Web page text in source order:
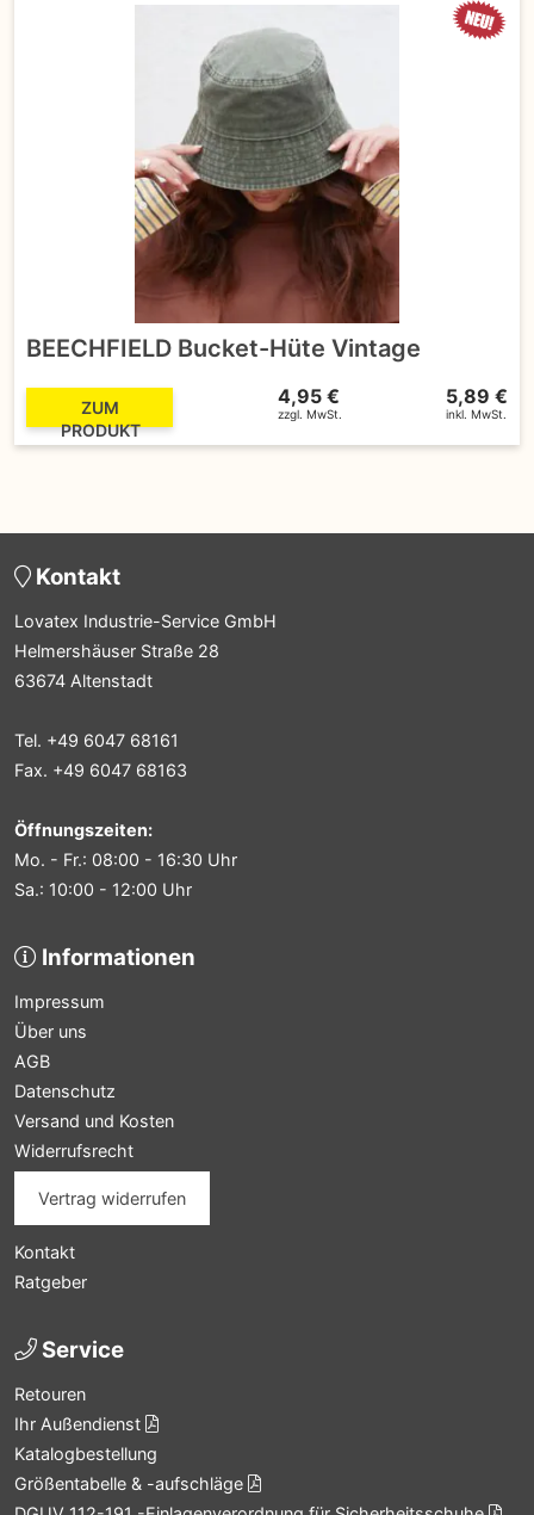
BEECHFIELD Bucket-Hüte Vintage
ZUM
PRODUKT
4,95 €
zzgl. MwSt.
5,89 €
inkl. MwSt.
Kontakt
Lovatex Industrie-Service GmbH
Helmershäuser Straße 28
63674 Altenstadt
Tel. +49 6047 68161
Fax. +49 6047 68163
Öffnungszeiten:
Mo. - Fr.: 08:00 - 16:30 Uhr
Sa.: 10:00 - 12:00 Uhr
Informationen
Impressum
Über uns
AGB
Datenschutz
Versand und Kosten
Widerrufsrecht
Vertrag widerrufen
Kontakt
Ratgeber
Service
Retouren
Ihr Außendienst
Katalogbestellung
Größentabelle & -aufschläge